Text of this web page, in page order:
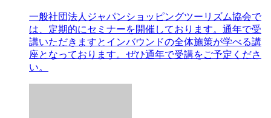
一般社団法人ジャパンショッピングツーリズム協会で
は、定期的にセミナーを開催しております。通年で受
講いただきますとインバウンドの全体施策が学べる講
座となっております。ぜひ通年で受講をご予定くださ
い。